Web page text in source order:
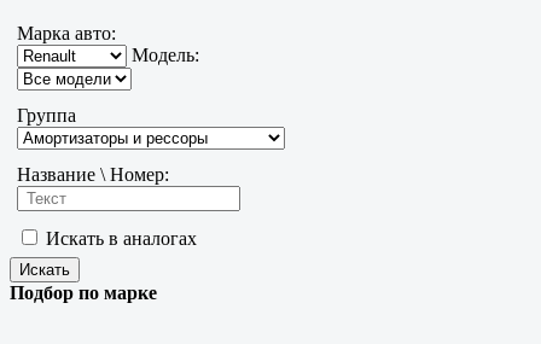
Марка авто:
Модель:
Группа
Название \ Номер:
Искать в аналогах
Подбор по марке